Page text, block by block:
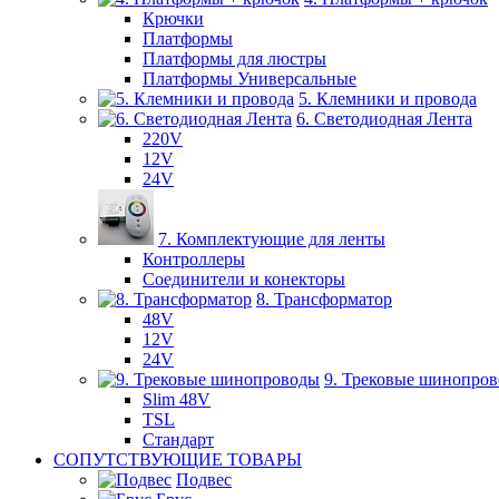
Крючки
Платформы
Платформы для люстры
Платформы Универсальные
5. Клемники и провода
6. Светодиодная Лента
220V
12V
24V
7. Комплектующие для ленты
Контроллеры
Соединители и конекторы
8. Трансформатор
48V
12V
24V
9. Трековые
Slim 48V
TSL
Стандарт
СОПУТСТВУЮЩИЕ ТОВАРЫ
Подвес